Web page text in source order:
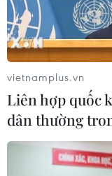
vietnamplus.vn
Liên hợp quốc
dân thường